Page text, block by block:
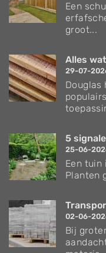
Een
groot...
Alles
29-07-
Douglas
5
25-06-
Een tuin
Planten
02-06-
Bij